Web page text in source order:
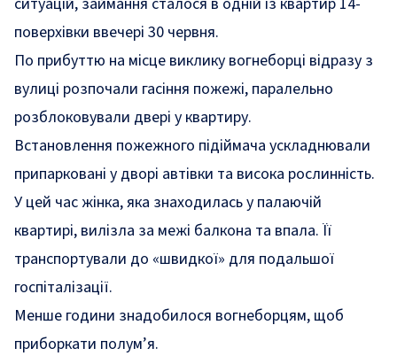
поверхівки ввечері 30 червня.
По прибуттю на місце виклику вогнеборці відразу з
вулиці розпочали гасіння пожежі, паралельно
розблоковували двері у квартиру.
Встановлення пожежного підіймача ускладнювали
припарковані у дворі автівки та висока рослинність.
У цей час жінка, яка знаходилась у палаючій
квартирі, вилізла за межі балкона та впала. Її
транспортували до «швидкої» для подальшої
госпіталізації.
Менше години знадобилося вогнеборцям, щоб
приборкати полум’я.